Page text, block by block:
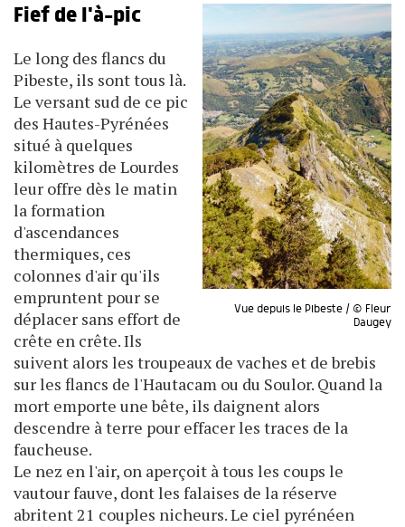
Vue depuis le Pibeste / © Fleur
Daugey
Fief de l'à-pic
Le long des flancs du
Pibeste, ils sont tous là.
Le versant sud de ce pic
des Hautes-Pyrénées
situé à quelques
kilomètres de Lourdes
leur offre dès le matin
la formation
d'ascendances
thermiques, ces
colonnes d'air qu'ils
empruntent pour se
déplacer sans effort de
crête en crête. Ils
suivent alors les troupeaux de vaches et de brebis
sur les flancs de l'Hautacam ou du Soulor. Quand la
mort emporte une bête, ils daignent alors
descendre à terre pour effacer les traces de la
faucheuse.
Le nez en l'air, on aperçoit à tous les coups le
vautour fauve, dont les falaises de la réserve
abritent 21 couples nicheurs. Le ciel pyrénéen